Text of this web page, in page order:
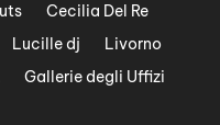
Cecilia Del Re
Lucille dj
Livorno
Gallerie degli Uffizi